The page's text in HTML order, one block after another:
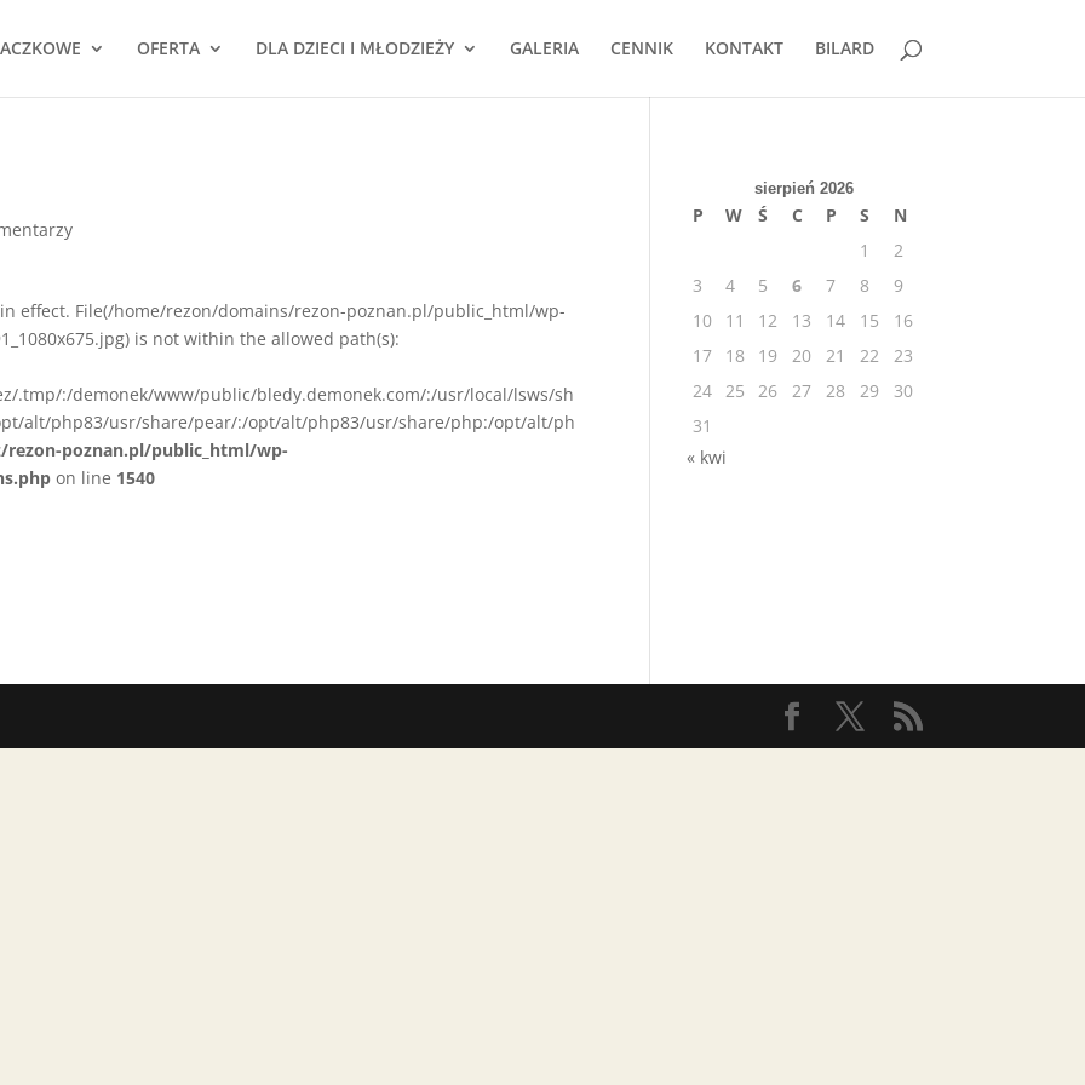
OFERTA DLA DZIECI I MŁODZIEŻY GALERIA CENNIK KONTAKT BILARD
effect. File(/home/rezon/domains/rezon-poznan.pl/public_html/wp-
is not within the allowed path(s):
.tmp/:/demonek/www/public/bledy.demonek.com/:/usr/local/lsws/sh
alt/php83/usr/share/pear/:/opt/alt/php83/usr/share/php:/opt/alt/ph
poznan.pl/public_html/wp-
on line 1540
sierpień 2026
P W Ś C P S
N
1
2
3
4 5 6 7 8
9
10
11 12 13 14 15
16
17
18 19 20 21 22
23
24 25 26 27 28 29
30
31
« kwi